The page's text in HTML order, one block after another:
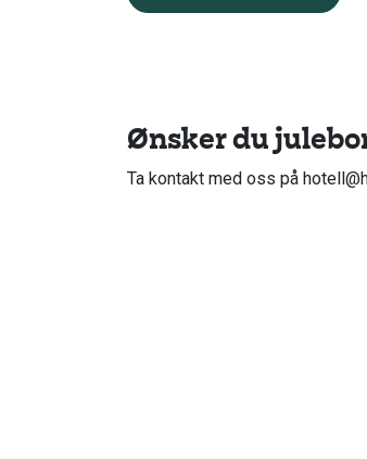
Ønsker du
Ta kontakt med oss på